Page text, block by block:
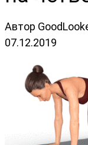
Автор
07.12.2019